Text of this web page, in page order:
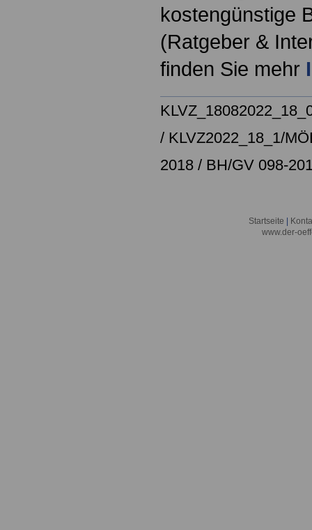
kostengünstige
(Ratgeber &
finden Sie mehr
/ KLVZ2022_18_1/
2018 / BH/GV 098-
Startseite
www.der-